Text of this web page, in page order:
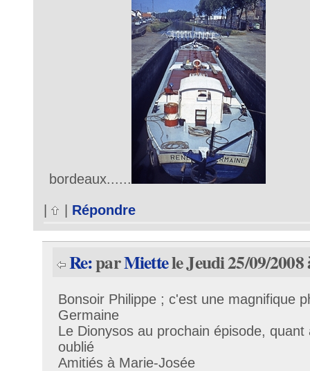
bordeaux......
Répondre
Re:parMiettele Jeudi 25/09/2008
Bonsoir Philippe ; c'est une magnifique
Germaine
Le Dionysos au prochain épisode,
oublié
Amitiés à Marie-Josée